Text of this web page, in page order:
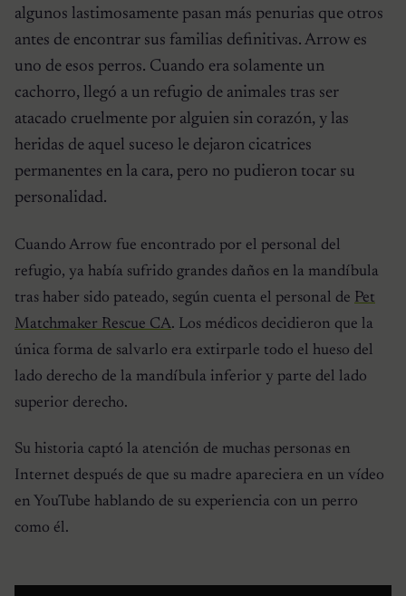
algunos lastimosamente pasan más penurias que otros
antes de encontrar sus familias definitivas. Arrow es
uno de esos perros. Cuando era solamente un
cachorro, llegó a un refugio de animales tras ser
atacado cruelmente por alguien sin corazón, y las
heridas de aquel suceso le dejaron cicatrices
permanentes en la cara, pero no pudieron tocar su
personalidad.
Cuando Arrow fue encontrado por el personal del
refugio, ya había sufrido grandes daños en la mandíbula
tras haber sido pateado, según cuenta el personal de Pet
Matchmaker Rescue CA. Los médicos decidieron que la
única forma de salvarlo era extirparle todo el hueso del
lado derecho de la mandíbula inferior y parte del lado
superior derecho.
Su historia captó la atención de muchas personas en
Internet después de que su madre apareciera en un vídeo
en YouTube hablando de su experiencia con un perro
como él.